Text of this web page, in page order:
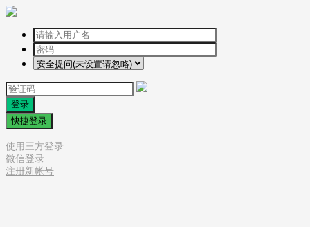
登录
快捷登录
使用三方登录
微信登录
注册新帐号